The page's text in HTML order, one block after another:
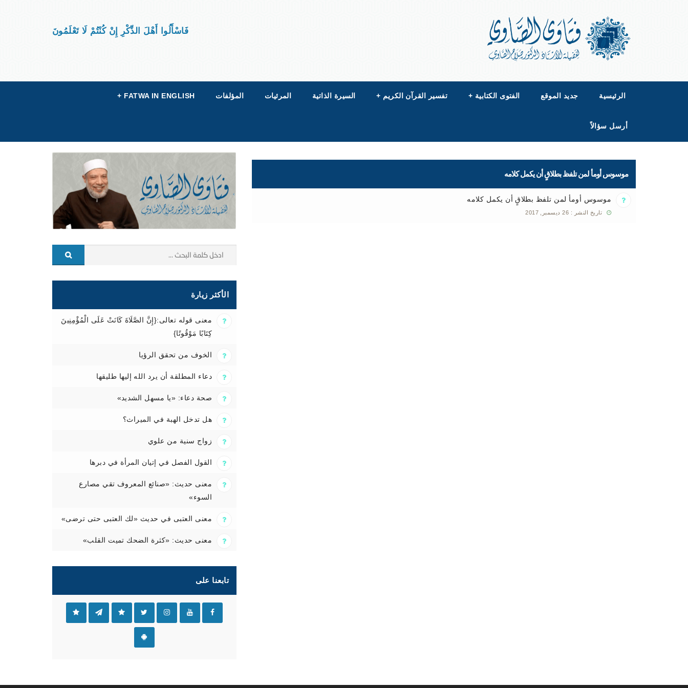
فَاسْأَلُوا أَهْلَ الذِّكْرِ إِنْ كُنْتُمْ لَا تَعْلَمُونَ
الرئيسية جديد الموقع الفتوى الكتابية + تفسير القرآن الكريم + السيرة الذاتية المرئيات المؤلفات FATWA IN ENGLISH
+
أرسل سؤالاً
موسوس أومأ لمن تلفظ بطلاقٍ أن يكمل كلامه
موسوس أومأ لمن تلفظ بطلاقٍ أن يكمل كلامه
تاريخ النشر : 26 ديسمبر, 2017
الأكثر زيارة
معنى قوله تعالى:{إِنَّ الصَّلَاةَ كَانَتْ عَلَى الْمُؤْمِنِينَ
كِتَابًا مَوْقُوتًا}
الخوف من تحقق الرؤيا
دعاء المطلقة أن يرد الله إليها طليقها
صحة دعاء: «يا مسهل الشديد»
هل تدخل الهبة في الميراث؟
زواج سنية من علوي
القول الفصل في إتيان المرأة في دبرها
معنى حديث: «صنائع المعروف تقي مصارع
السوء»
معنى العتبى في حديث «لك العتبى حتى ترضى»
معنى حديث: «كثرة الضحك تميت القلب»
تابعنا على